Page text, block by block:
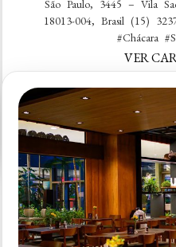
São Paulo, 3445 – Vila
18013-004, Brasil (15)
#Chácara
VER
5